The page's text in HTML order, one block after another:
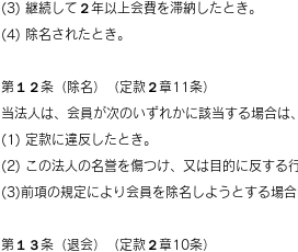
(3) 継続して２年以上会費を滞納したとき。
(4) 除名されたとき。
第１２条（除名）（定款２章11条）
当法人は、会員が次のいずれかに該当する場合は
(1) 定款に違反したとき。
(2) この法人の名誉を傷つけ、又は目的に反する
(3)前項の規定により会員を除名しようとする場
第１３条（退会）（定款２章10条）